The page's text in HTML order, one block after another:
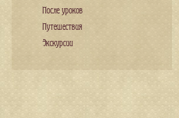
После уроков
Путешествия
Экскурсии